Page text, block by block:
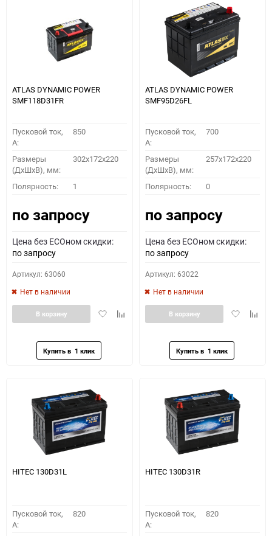
ATLAS DYNAMIC POWER
SMF118D31FR
Пусковой ток,
A:
850
Размеры
(ДхШхВ), мм:
302x172x220
Полярность: 1
по запросу
Цена без ECOном скидки:
по запросу
Артикул: 63060
Нет в наличии
ДобавитьДобавить
В корзину
ATLAS DYNAMIC POWER
SMF95D26FL
Пусковой ток,
A:
700
Размеры
(ДхШхВ), мм:
257x172x220
Полярность: 0
по запросу
Цена без ECOном скидки:
по запросу
Артикул: 63022
Нет в наличии
Добавить
В корзину
HITEC 130D31L
Пусковой ток,
A:
820
HITEC 130D31R
Пусковой ток,
A:
820